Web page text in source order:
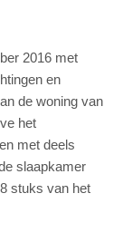
2016 met
en
de woning van
het
met deels
slaapkamer
stuks van het